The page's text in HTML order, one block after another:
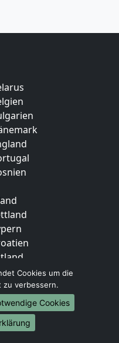
Cookies um die
zu verbessern.
Cookies